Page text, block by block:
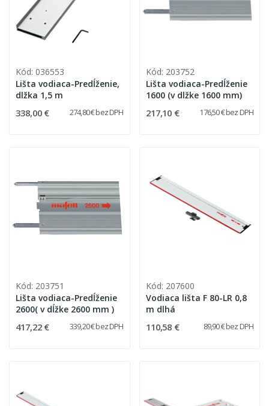
Kód: 036553
Lišta vodiaca-Predĺženie,
dlžka 1,5 m
338,00 € 274,80 € bez DPH
Kód: 203752
Lišta vodiaca-Predĺženie
1600 (v dlžke 1600 mm)
217,10 € 176,50 € bez DPH
Kód: 203751
Lišta vodiaca-Predĺženie
2600( v dĺžke 2600 mm )
417,22 € 339,20 € bez DPH
Kód: 207600
Vodiaca lišta F 80-LR 0,8
m dlhá
110,58 € 89,90 € bez DPH